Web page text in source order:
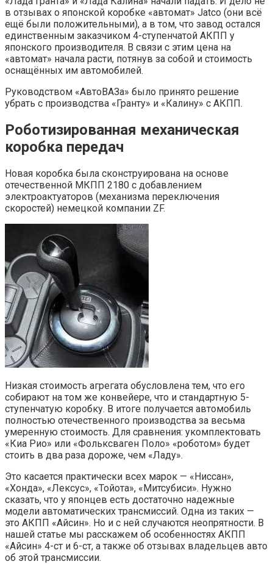
в отзывах о японской коробке «автомат» Jatco (они всё
ещё были положительными), а в том, что завод остался
единственным заказчиком 4-ступенчатой АКПП у
японского производителя. В связи с этим цена на
«автомат» начала расти, потянув за собой и стоимость
оснащённых им автомобилей.
Руководством «АвтоВАЗа» было принято решение
убрать с производства «Гранту» и «Калину» с АКПП.
Роботизированная механическая
коробка передач
Новая коробка была сконструирована на основе
отечественной МКПП 2180 с добавлением
электроактуаторов (механизма переключения
скоростей) немецкой компании ZF.
Низкая стоимость агрегата обусловлена тем, что его
собирают на том же конвейере, что и стандартную 5-
ступенчатую коробку. В итоге получается автомобиль
полностью отечественного производства за весьма
умеренную стоимость. Для сравнения: укомплектовать
«Киа Рио» или «Фольксваген Поло» «роботом» будет
стоить в два раза дороже, чем «Ладу».
Это касается практически всех марок — «Ниссан»,
«Хонда», «Лексус», «Тойота», «Митсубиси». Нужно
сказать, что у японцев есть достаточно надежные
модели автоматических трансмиссий. Одна из таких —
это АКПП «Айсин». Но и с ней случаются неопрятности. В
нашей статье мы расскажем об особенностях АКПП
«Айсин» 4-ст и 6-ст, а также об отзывах владельцев авто
об этой трансмиссии.